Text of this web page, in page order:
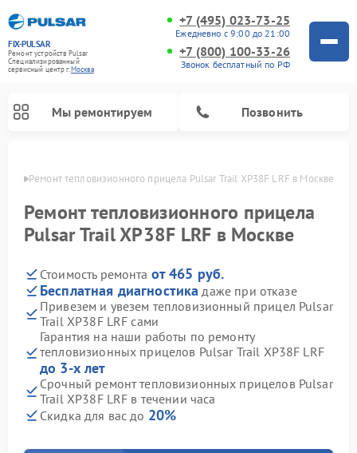
FIX-PULSAR
Ремонт устройств Pulsar
Специализированный
cервисный центр г.Москва
+7 (495) 023-73-25
Ежедневно с 9:00 до 21:00
+7 (800) 100-33-26
Звонок бесплатный по РФ
Мы ремонтируем Позвонить
Ремонт тепловизионного прицела Pulsar Trail XP38F LRF в Москве
Ремонт тепловизионного прицела
Pulsar Trail XP38F LRF в Москве
Стоимость ремонта от 465 руб.
Бесплатная диагностика даже при отказе
Привезем и увезем тепловизионный прицел Pulsar
Trail XP38F LRF сами
Гарантия на наши работы по ремонту
тепловизионных прицелов Pulsar Trail XP38F LRF
до 3-х лет
Срочный ремонт тепловизионных прицелов Pulsar
Trail XP38F LRF в течении часа
Скидка для вас до 20%